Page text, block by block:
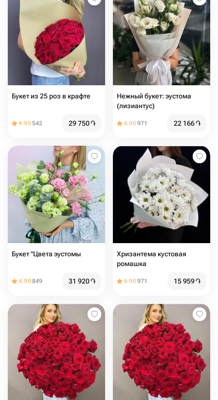
Букет из 25 роз в крафте
4.95542 29 750֏
Нежный букет: эустома
(лизиантус)
4.90971 22 166֏
Букет "Цвета эустомы
4.90849 31 920֏
Хризантема кустовая
ромашка
4.90971 15 959֏